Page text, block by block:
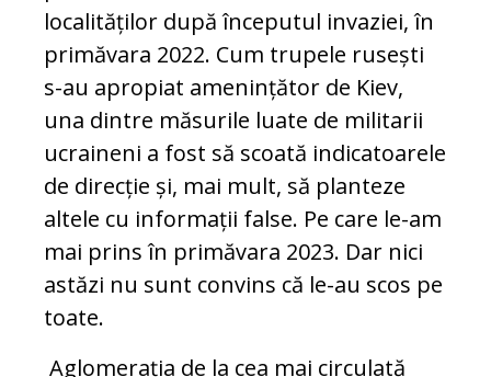
localităților după începutul invaziei, în
primăvara 2022. Cum trupele rusești
s-au apropiat amenințător de Kiev,
una dintre măsurile luate de militarii
ucraineni a fost să scoată indicatoarele
de direcție și, mai mult, să planteze
altele cu informații false. Pe care le-am
mai prins în primăvara 2023. Dar nici
astăzi nu sunt convins că le-au scos pe
toate.
Aglomerația de la cea mai circulată